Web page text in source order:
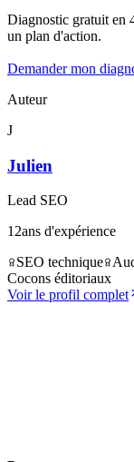
Diagnostic gratuit en
un plan d'action.
Demander mon
Auteur
J
Julien
Lead SEO
12ans d'expérience
SEO technique
Cocons éditoriaux
Voir le profil complet